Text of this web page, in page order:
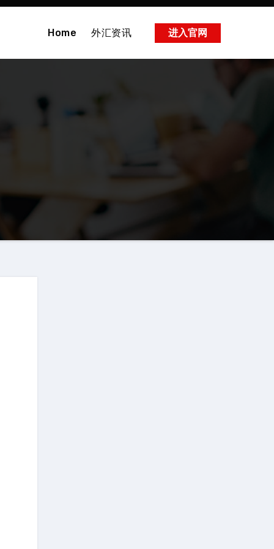
Home 外汇资讯 进入官网